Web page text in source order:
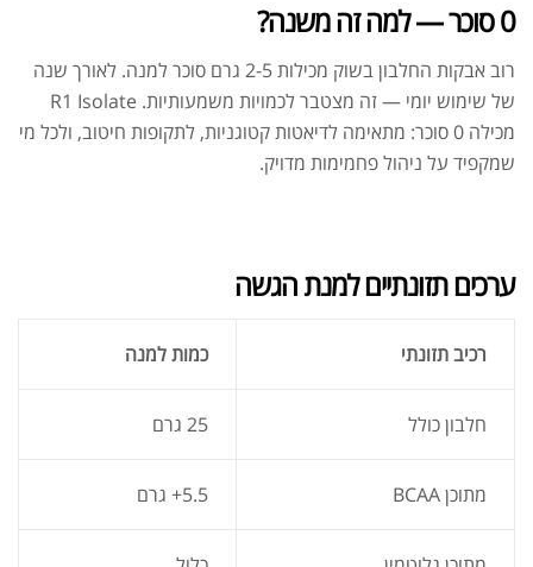
0 סוכר — למה זה משנה?
רוב אבקות החלבון בשוק מכילות 2-5 גרם סוכר למנה. לאורך שנה
של שימוש יומי — זה מצטבר לכמויות משמעותיות. R1 Isolate
מכילה 0 סוכר: מתאימה לדיאטות קטוגניות, לתקופות חיטוב, ולכל מי
שמקפיד על ניהול פחמימות מדויק.
ערכים תזונתיים למנת הגשה
רכיב תזונתי כמות למנה
חלבון כולל 25 גרם
מתוכן BCAA 5.5+ גרם